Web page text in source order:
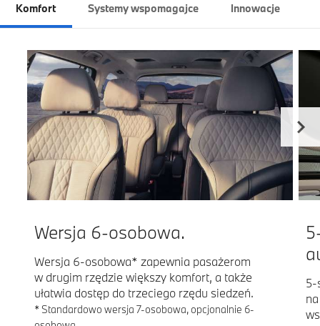
Komfort Systemy wspomagajce Innowacje
Wersja 6-osobowa.
Wersja 6-osobowa* zapewnia pasażerom
w drugim rzędzie większy komfort, a także
ułatwia dostęp do trzeciego rzędu siedzeń.
* Standardowo wersja 7-osobowa, opcjonalnie 6-
5-